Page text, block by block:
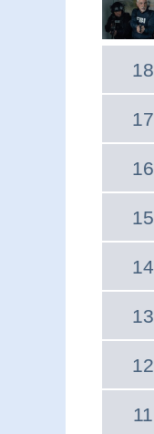
18
17
16
15
14
13
12
11